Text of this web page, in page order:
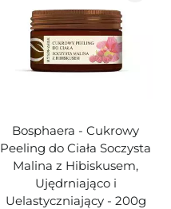
Bosphaera - Cukrowy
Peeling do Ciała Soczysta
Malina z Hibiskusem,
Ujędrniająco i
Uelastyczniający - 200g